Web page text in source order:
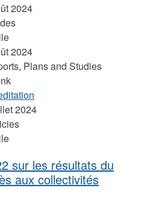
2024
2024
Plans and Studies
2024
sur les résultats du
aux collectivités